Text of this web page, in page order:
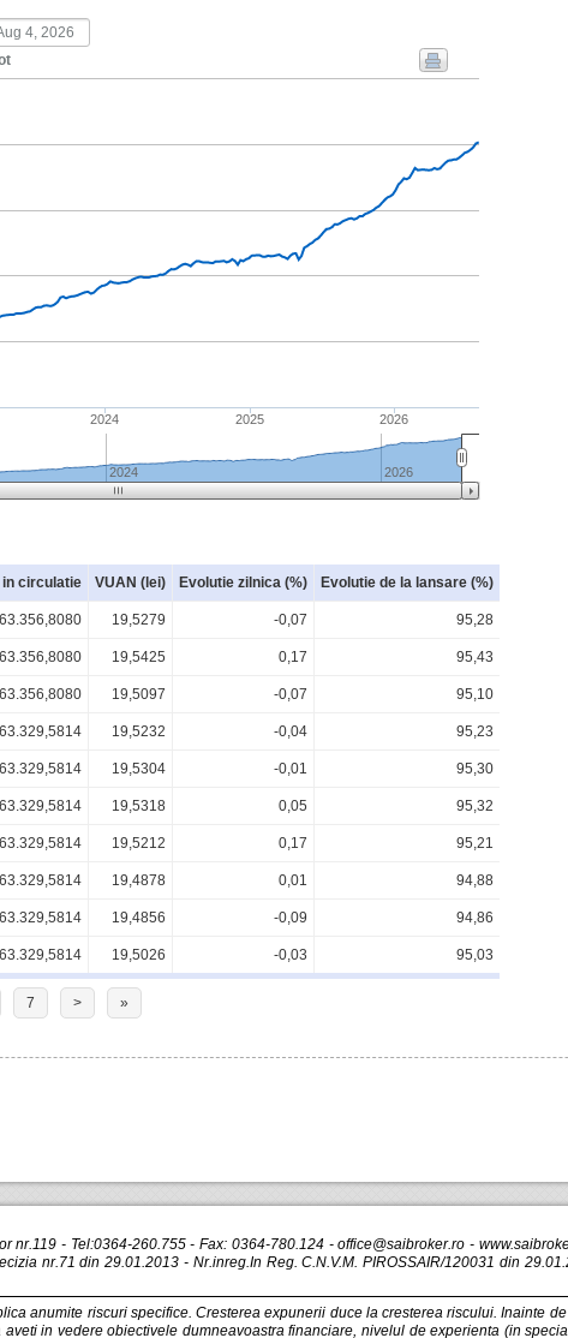
2024 2025 2026
2024 2026
in circulatie VUAN (lei) Evolutie zilnica (%) Evolutie de la lansare (%)
19,5279 -0,07 95,28
19,5425 0,17 95,43
19,5097 -0,07 95,10
19,5232 -0,04 95,23
19,5304 -0,01 95,30
19,5318 0,05 95,32
19,5212 0,17 95,21
19,4878 0,01 94,88
19,4856 -0,09 94,86
19,5026 -0,03 95,03
7 > »
nr.119 - Tel:0364-260.755 - Fax: 0364-780.124 -office@saibroker.ro -
nr.71 din 29.01.2013 - Nr.inreg.In Reg. C.N.V.M. PIROSSAIR/120031 din
anumite riscuri specifice. Cresterea expunerii duce la cresterea riscului. Inainte
in vedere obiectivele dumneavoastra financiare, nivelul de experienta (in